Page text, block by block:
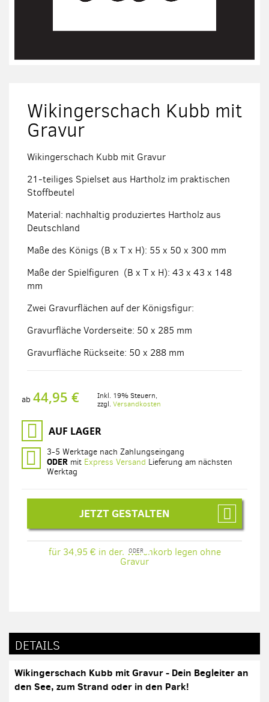
Wikingerschach Kubb mit
Gravur
Wikingerschach Kubb mit Gravur
21-teiliges Spielset aus Hartholz im praktischen
Stoffbeutel
Material: nachhaltig produziertes Hartholz aus
Deutschland
Maße des Königs (B x T x H): 55 x 50 x 300 mm
Maße der Spielfiguren (B x T x H): 43 x 43 x 148
mm
Zwei Gravurflächen auf der Königsfigur:
Gravurfläche Vorderseite: 50 x 285 mm
Gravurfläche Rückseite: 50 x 288 mm
ab 44,95 € Inkl. 19% Steuern,
zzgl. Versandkosten
AUF LAGER
3-5 Werktage nach Zahlungseingang
ODERmit Express Versand Lieferung am nächsten
Werktag
JETZT GESTALTEN
für 34,95 € in den Warenkorb legen ohne
Gravur
Bildergalerie
springen
DETAILS
Wikingerschach Kubb mit Gravur - Dein Begleiter an
den See, zum Strand oder in den Park!